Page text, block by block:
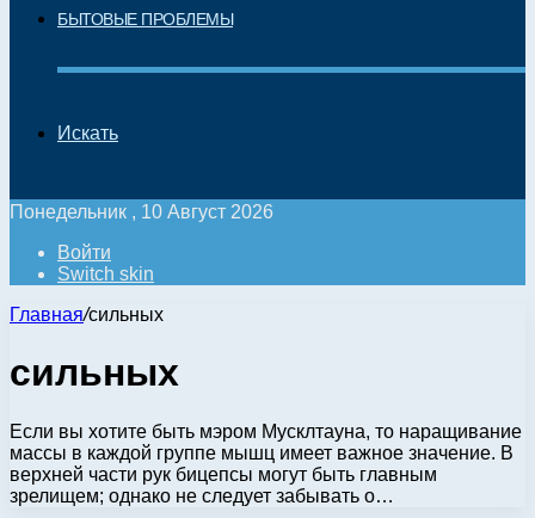
БЫТОВЫЕ ПРОБЛЕМЫ
Искать
Понедельник , 10 Август 2026
Войти
Switch skin
Главная/сильных
сильных
Если вы хотите быть мэром Мусклтауна, то наращивание
массы в каждой группе мышц имеет важное значение. В
верхней части рук бицепсы могут быть главным
зрелищем; однако не следует забывать о…